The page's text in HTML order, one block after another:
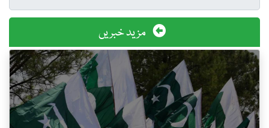
مزید خبریں